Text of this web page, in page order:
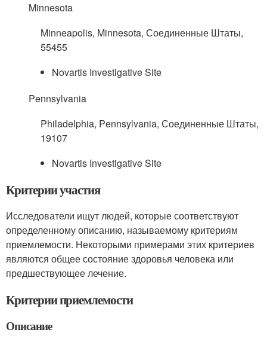
Minnesota
Minneapolis, Minnesota, Соединенные Штаты,
55455
Novartis Investigative Site
Pennsylvania
Philadelphia, Pennsylvania, Соединенные Штаты,
19107
Novartis Investigative Site
Критерии участия
Исследователи ищут людей, которые соответствуют
определенному описанию, называемому критериям
приемлемости. Некоторыми примерами этих критериев
являются общее состояние здоровья человека или
предшествующее лечение.
Критерии приемлемости
Описание